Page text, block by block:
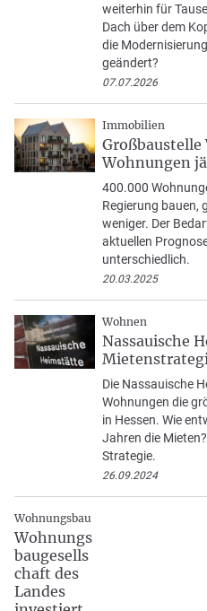
weiterhin für
Dach über dem
die
geändert?
07.07.2026
Immobilien
Großbaustelle
Wohnungen
400.000
Regierung bauen,
weniger. Der
aktuellen
unterschiedlich.
20.03.2025
Wohnen
Nassauische
Die Nassauische
Wohnungen die
in Hessen. Wie
Jahren die
Strategie.
26.09.2024
Wohnungsbau
Wohnungs
baugesells
chaft des
Landes